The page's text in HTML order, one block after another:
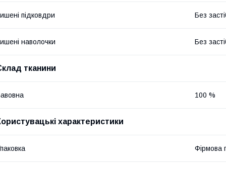
підковдри Без
наволочки Без
тканини
100 %
характеристики
Фірмова